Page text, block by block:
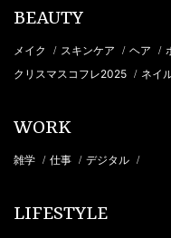
BEAUTY
メイク / スキンケア / ヘア /
クリスマスコフレ2025 / ネイ
WORK
雑学 / 仕事 / デジタル /
LIFESTYLE